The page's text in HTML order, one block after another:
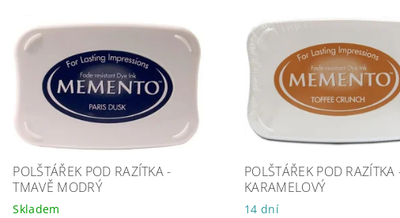
POLŠTÁŘEK POD RAZÍTKA -
TMAVĚ MODRÝ
Skladem
POLŠTÁŘEK POD RAZÍTKA
KARAMELOVÝ
14 dní